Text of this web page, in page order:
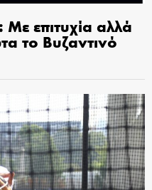
επιτυχία αλλά
το Βυζαντινό